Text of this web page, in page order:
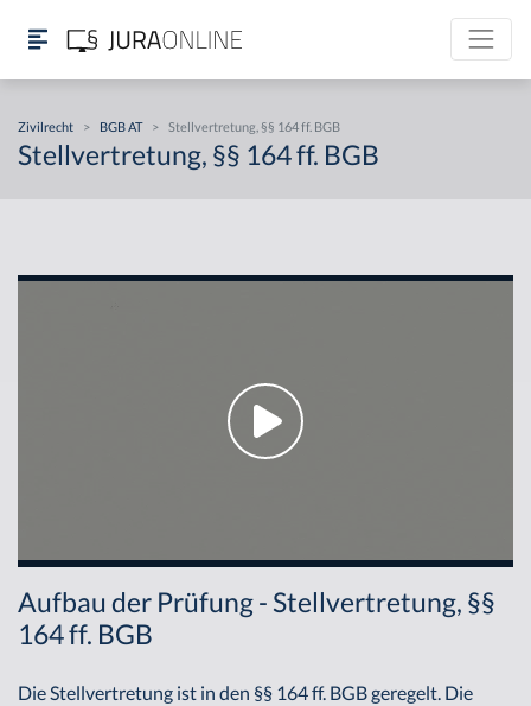
Zivilrecht > BGB AT > Stellvertretung, §§ 164 ff. BGB
Stellvertretung, §§ 164 ff. BGB
Aufbau der Prüfung - Stellvertretung, §§
164 ff. BGB
Die Stellvertretung ist in den §§ 164 ff. BGB geregelt. Die